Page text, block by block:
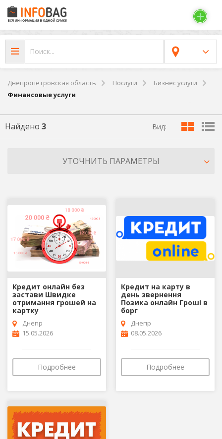
Днепропетровская область Послуги
Бизнес услуги
Финансовые услуги
Найдено 3 Вид:
УТОЧНИТЬ ПАРАМЕТРЫ
Кредит онлайн без
застави Швидке
отримання грошей на
картку
Днепр
15.05.2026
Подробнее
Кредит на карту в
день звернення
Позика онлайн Гроші в
борг
Днепр
08.05.2026
Подробнее